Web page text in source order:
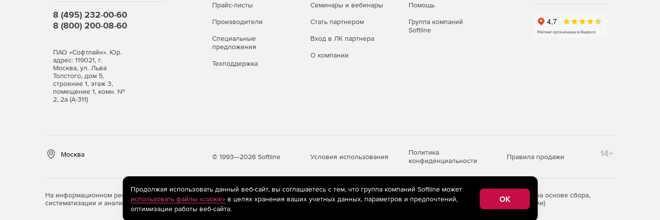
Детализированные сообщения об ошибках.
Прямая интеграция элементов Creo.
Интеграция модуля Inspection.
3D Interconnect совместимость.
Слияние и ветвление проектов.
8 (495) 232-00-60
8 (800) 200-08-60
ПАО «Софтлайн». Юр.
адрес: 119021, г.
Москва, ул. Льва
Толстого, дом 5,
строение 1, этаж 3,
помещение 1, комн. №
2, 2а (А-311)
Прайс-листы
Производители
Специальные
предложения
Техподдержка
Семинары и вебинары
Стать партнером
Вход в ЛК партнера
О компании
Помощь
Группа компаний
Softline
Москва © 1993—2026 Softline Условия использования
Политика
конфиденциальности
Правила продажи 14+
На информационном ресурсе store.softline.ru применяются рекомендательные технологии
(информационные технологии предоставления информации на основе сбора,
систематизации и анализа сведений, относящихся к предпочтениям пользователей сети «Интернет», находящихся на территории Российской Федерации)
Продолжая использовать данный веб-сайт, вы соглашаетесь с тем, что группа компаний Softline может
использовать файлы «cookie»в целях хранения ваших учетных данных, параметров и предпочтений,
оптимизации работы веб-сайта.
OK